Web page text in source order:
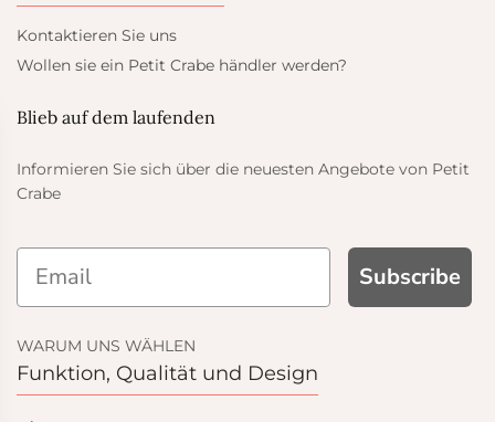
Kontaktieren Sie uns
Wollen sie ein Petit Crabe händler werden?
Blieb auf dem laufenden
Informieren Sie sich über die neuesten Angebote von Petit
Crabe
Subscribe
WARUM UNS WÄHLEN
Funktion, Qualität und Design
AND GET
OFF
order and get email only
you join.